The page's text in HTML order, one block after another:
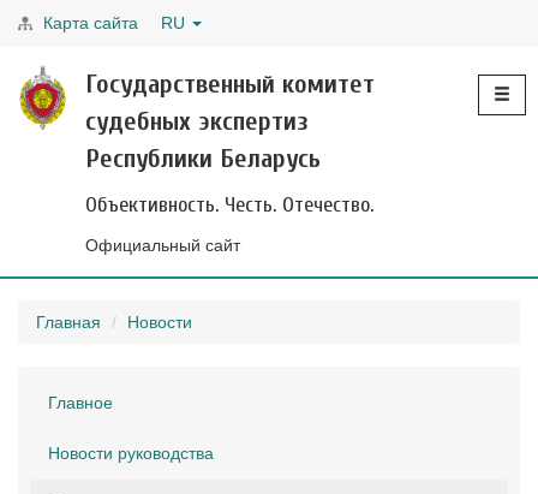
Карта сайта RU
Государственный комитет
судебных экспертиз
Республики Беларусь
Объективность. Честь. Отечество.
Официальный сайт
Главная Новости
Главное
Новости руководства